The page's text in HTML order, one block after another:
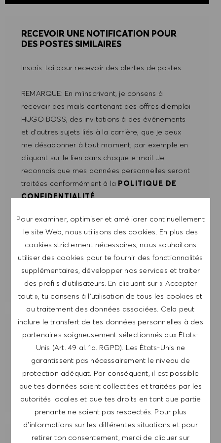
Pour examiner, optimiser et améliorer continuellement
le site Web, nous utilisons des cookies. En plus des
cookies strictement nécessaires, nous souhaitons
utiliser des cookies pour te fournir des fonctionnalités
supplémentaires, développer nos services et traiter
des profils d’utilisateurs. En cliquant sur « Accepter
tout », tu consens à l’utilisation de tous les cookies et
au traitement des données associées. Cela peut
inclure le transfert de tes données personnelles à des
partenaires soigneusement sélectionnés aux États-
Unis (Art. 49 al. 1a. RGPD). Les États-Unis ne
garantissent pas nécessairement le niveau de
protection adéquat. Par conséquent, il est possible
que tes données soient collectées et traitées par les
autorités locales et que tes droits en tant que partie
prenante ne soient pas respectés. Pour plus
d’informations sur les différentes situations et pour
retirer ton consentement, merci de cliquer sur
RECEVOIR UNE NOTIFICATION POUR
DES POSTES SIMILAIRES
Inscris-toi pour recevoir des alertes de postes.
REMARQUE: En m'inscrivant, je consens à
recevoir des mails contenant des offres d'emploi
HUGO BOSS, des invitations à des événements
et d'autres sujets liés à la carrière, que je peux
me désabonner à tout moment, par exemple en
cliquant sur le lien dans chaque e-mail. Je
reconnais que mes données personnelles seront
traitées conformément à la POLITIQUE DE
CONFIDENTIALITÉ.
Saisir l'adresse e-mail (obligatoire)
ENVOYER
GÉRER LES ALERTES
OBTIENS DES RECOMMANDATIONS
D'EMPLOI PERSONNALISÉES EN
FONCTION DE TES INTÉRÊTS.
DÉMARRER